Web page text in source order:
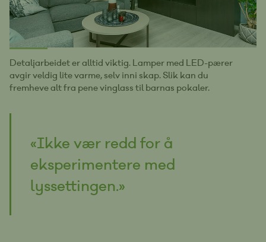
Detaljarbeidet er alltid viktig. Lamper med LED-pærer
avgir veldig lite varme, selv inni skap. Slik kan du
fremheve alt fra pene vinglass til barnas pokaler.
«Ikke vær redd for å
eksperimentere med
lyssettingen.»